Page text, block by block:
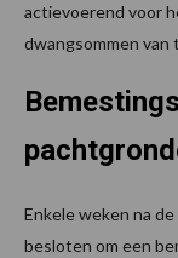
actievoerend voor
dwangsommen van
Enkele weken na
besloten om een